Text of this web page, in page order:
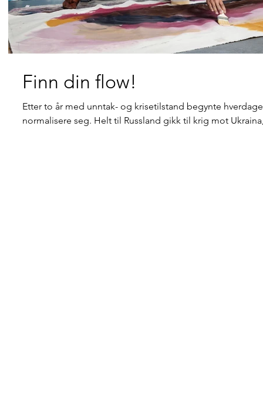
Finn din flow!
Etter to år med unntak- og krisetilstand begynte
normalisere seg. Helt til Russland gikk til krig mot